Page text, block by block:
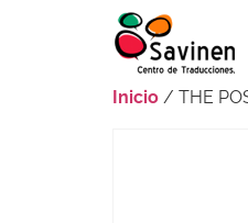
Inicio / THE